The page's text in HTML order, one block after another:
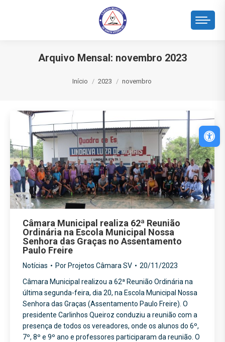
Arquivo Mensal: novembro 2023
Início 2023 novembro
Câmara Municipal realiza 62ª Reunião
Ordinária na Escola Municipal Nossa
Senhora das Graças no Assentamento
Paulo Freire
Notícias Por Projetos Câmara SV
20/11/2023
Câmara Municipal realizou a 62ª Reunião Ordinária na
última segunda-feira, dia 20, na Escola Municipal Nossa
Senhora das Graças (Assentamento Paulo Freire). O
presidente Carlinhos Queiroz conduziu a reunião com a
presença de todos os vereadores, onde os alunos do 6º,
7º, 8º e 9º ano e professores participaram da reunião. O